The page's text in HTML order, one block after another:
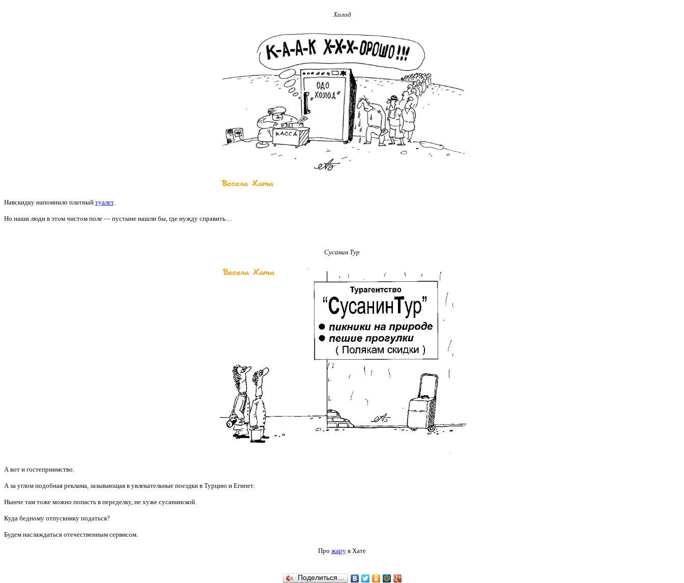
Холод
Навскидку напомнило платный туалет.
Но наши люди в этом чистом поле — пустыне нашли бы, где нужду справить…
Сусанин Тур
А вот и гостеприимство.
А за углом подобная реклама, зазывающая в увлекательные поездки в Турцию и Египет.
Нынче там тоже можно попасть в переделку, не хуже сусанинской.
Куда бедному отпускнику податься?
Будем наслаждаться отечественным сервисом.
Про жару в Хате
Поделиться…